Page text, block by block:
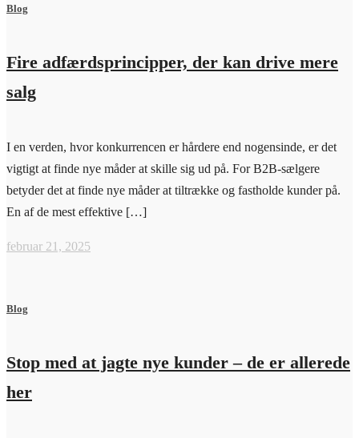
Blog
Fire adfærdsprincipper, der kan drive mere
salg
I en verden, hvor konkurrencen er hårdere end nogensinde, er det
vigtigt at finde nye måder at skille sig ud på. For B2B-sælgere
betyder det at finde nye måder at tiltrække og fastholde kunder på.
En af de mest effektive […]
februar 21, 2025
Blog
Stop med at jagte nye kunder – de er allerede
her